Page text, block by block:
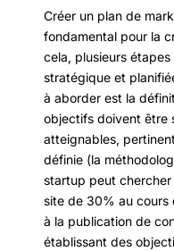
Créer un plan de
fondamental pour la
cela, plusieurs
stratégique et
à aborder est la
objectifs doivent être
atteignables,
définie (la
startup peut
site de 30% au cours
à la publication de
établissant des